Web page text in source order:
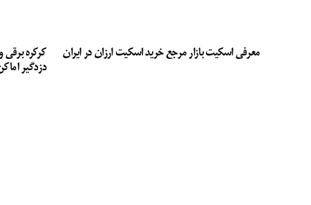
معرفی اسکیت بازار مرجع خرید اسکیت ارزان در ایران
کرکره
دزدگیر